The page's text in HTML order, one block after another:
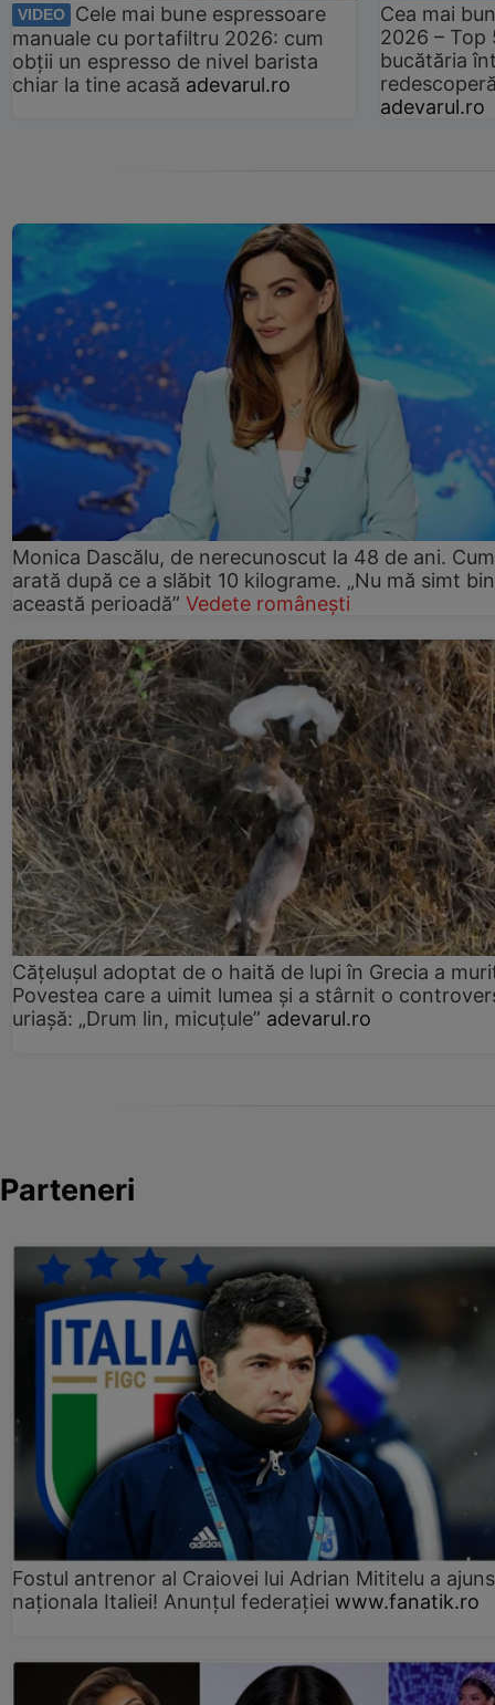
VIDEO
Cele mai bune espressoare
manuale cu portafiltru 2026: cum
obții un espresso de nivel barista
chiar la tine acasă adevarul.ro
Cea mai
2026 –
bucătăria
adevarul.ro
Monica Dascălu, de nerecunoscut la 48 de ani. Cum
arată după ce a slăbit 10 kilograme. „Nu mă simt
această perioadă” Vedete românești
Cățelușul adoptat de o haită de lupi în Grecia a
Povestea care a uimit lumea și a stârnit o
uriașă: „Drum lin, micuțule” adevarul.ro
Parteneri
Fostul antrenor al Craiovei lui Adrian Mititelu a
naționala Italiei! Anunțul federației www.fanatik.ro